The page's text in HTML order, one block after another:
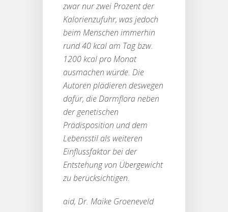
zwar nur zwei Prozent der
Kalorienzufuhr, was jedoch
beim Menschen immerhin
rund 40 kcal am Tag bzw.
1200 kcal pro Monat
ausmachen würde. Die
Autoren plädieren deswegen
dafür, die Darmflora neben
der genetischen
Prädisposition und dem
Lebensstil als weiteren
Einflussfaktor bei der
Entstehung von Übergewicht
zu berücksichtigen.
aid, Dr. Maike Groeneveld